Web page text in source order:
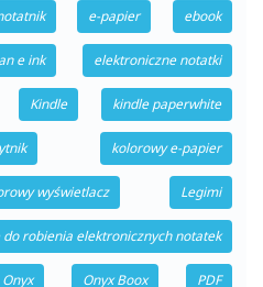
e-papier ebook
e ink elektroniczne notatki
Kindle kindle paperwhite
kolorowy e-papier
wyświetlacz Legimi
do robienia elektronicznych notatek
Onyx Onyx Boox PDF